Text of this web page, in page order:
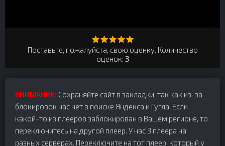
Поставьте, пожалуйста, свою оценку. Количество
оценок: 3
ВНИМАНИЕ: Сохраняйте сайт в закладки, так как из-за
блокировок нас нет в поиске Яндекса и Гугла. Если
какой-то из плееров заблокирован в Вашем регионе, то
переключитесь на другой плеер. У нас 3 плеера на
разных серверах. Переключите на тот плеер, который у